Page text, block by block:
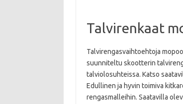
Talvirenkaat
Talvirengasvaihtoehtoja
suunniteltu skootterin
talviolosuhteissa. Katso
Edullinen ja hyvin toimiva
rengasmalleihin. Saatavilla